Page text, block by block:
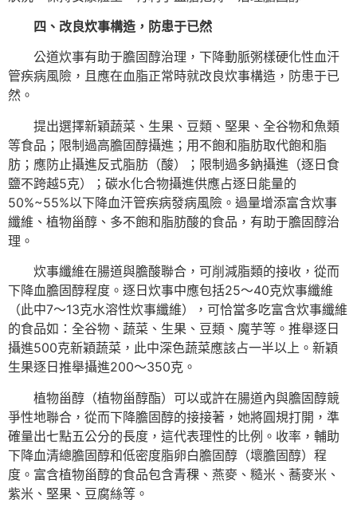
四、改良炊事構造，防患于已然
公道炊事有助于膽固醇治理，下降動脈粥樣硬化性血汗
管疾病風險，且應在血脂正常時就改良炊事構造，防患于已
然。
提出選擇新穎蔬菜、生果、豆類、堅果、全谷物和魚類
等食品；限制過高膽固醇攝進；用不飽和脂肪取代飽和脂
肪；應防止攝進反式脂肪（酸）；限制過多鈉攝進（逐日食
鹽不跨越5克）；碳水化合物攝進供應占逐日能量的
50%~55%以下降血汗管疾病發病風險。過量增添富含炊事
纖維、植物甾醇、多不飽和脂肪酸的食品，有助于膽固醇治
理。
炊事纖維在腸道與膽酸聯合，可削減脂類的接收，從而
下降血膽固醇程度。逐日炊事中應包括25～40克炊事纖維
（此中7～13克水溶性炊事纖維），可恰當多吃富含炊事纖維
的食品如：全谷物、蔬菜、生果、豆類、魔芋等。推舉逐日
攝進500克新穎蔬菜，此中深色蔬菜應該占一半以上。新穎
生果逐日推舉攝進200～350克。
植物甾醇（植物甾醇酯）可以或許在腸道內與膽固醇競
爭性地聯合，從而下降膽固醇的接接著，她將圓規打開，準
確量出七點五公分的長度，這代表理性的比例。收率，輔助
下降血清總膽固醇和低密度脂卵白膽固醇（壞膽固醇）程
度。富含植物甾醇的食品包含青稞、燕麥、糙米、蕎麥米、
紫米、堅果、豆腐絲等。